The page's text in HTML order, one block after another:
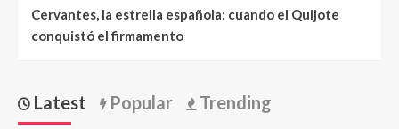
Cervantes, la estrella española: cuando el Quijote
conquistó el firmamento
Latest Popular Trending